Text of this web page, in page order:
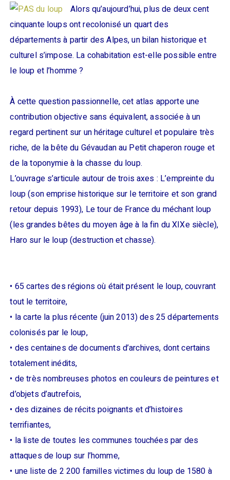
Alors qu’aujourd’hui, plus de deux cent
cinquante loups ont recolonisé un quart des
départements à partir des Alpes, un bilan historique et
culturel s’impose. La cohabitation est-elle possible entre
le loup et l’homme ?
À cette question passionnelle, cet atlas apporte une
contribution objective sans équivalent, associée à un
regard pertinent sur un héritage culturel et populaire très
riche, de la bête du Gévaudan au Petit chaperon rouge et
de la toponymie à la chasse du loup.
L’ouvrage s’articule autour de trois axes : L’empreinte du
loup (son emprise historique sur le territoire et son grand
retour depuis 1993), Le tour de France du méchant loup
(les grandes bêtes du moyen âge à la fin du XIXe siècle),
Haro sur le loup (destruction et chasse).
• 65 cartes des régions où était présent le loup, couvrant
tout le territoire,
• la carte la plus récente (juin 2013) des 25 départements
colonisés par le loup,
• des centaines de documents d’archives, dont certains
totalement inédits,
• de très nombreuses photos en couleurs de peintures et
d’objets d’autrefois,
• des dizaines de récits poignants et d’histoires
terrifiantes,
• la liste de toutes les communes touchées par des
attaques de loup sur l’homme,
• une liste de 2 200 familles victimes du loup de 1580 à